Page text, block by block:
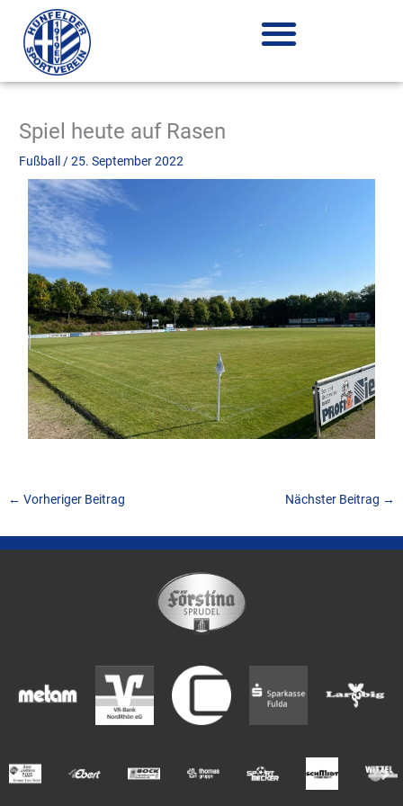
Inhalt
springen
Spiel heute auf Rasen
Fußball /25. September 2022
← Vorheriger Beitrag Nächster Beitrag →